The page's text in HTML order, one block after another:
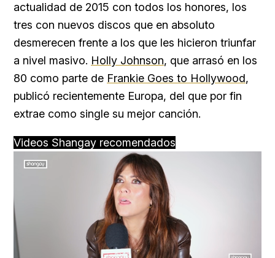
actualidad de 2015 con todos los honores, los
tres con nuevos discos que en absoluto
desmerecen frente a los que les hicieron triunfar
a nivel masivo. Holly Johnson, que arrasó en los
80 como parte de Frankie Goes to Hollywood,
publicó recientemente Europa, del que por fin
extrae como single su mejor canción.
Videos Shangay recomendados